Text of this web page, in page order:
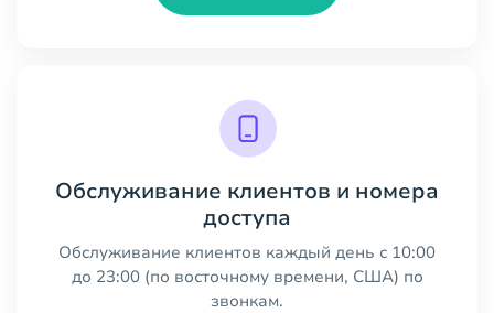
Обслуживание клиентов и номера
доступа
Обслуживание клиентов каждый день с 10:00
до 23:00 (по восточному времени, США) по
звонкам.